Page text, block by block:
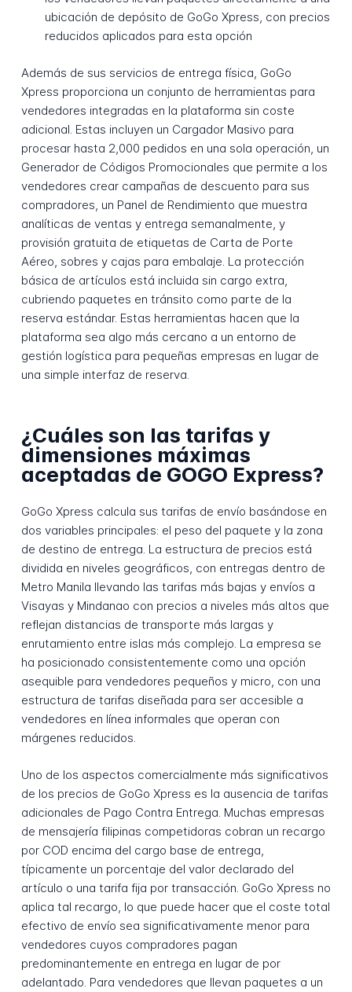
ubicación de depósito de GoGo Xpress, con precios
reducidos aplicados para esta opción
Además de sus servicios de entrega física, GoGo
Xpress proporciona un conjunto de herramientas para
vendedores integradas en la plataforma sin coste
adicional. Estas incluyen un Cargador Masivo para
procesar hasta 2,000 pedidos en una sola operación, un
Generador de Códigos Promocionales que permite a los
vendedores crear campañas de descuento para sus
compradores, un Panel de Rendimiento que muestra
analíticas de ventas y entrega semanalmente, y
provisión gratuita de etiquetas de Carta de Porte
Aéreo, sobres y cajas para embalaje. La protección
básica de artículos está incluida sin cargo extra,
cubriendo paquetes en tránsito como parte de la
reserva estándar. Estas herramientas hacen que la
plataforma sea algo más cercano a un entorno de
gestión logística para pequeñas empresas en lugar de
una simple interfaz de reserva.
¿Cuáles son las tarifas y
dimensiones máximas
aceptadas de GOGO Express?
GoGo Xpress calcula sus tarifas de envío basándose en
dos variables principales: el peso del paquete y la zona
de destino de entrega. La estructura de precios está
dividida en niveles geográficos, con entregas dentro de
Metro Manila llevando las tarifas más bajas y envíos a
Visayas y Mindanao con precios a niveles más altos que
reflejan distancias de transporte más largas y
enrutamiento entre islas más complejo. La empresa se
ha posicionado consistentemente como una opción
asequible para vendedores pequeños y micro, con una
estructura de tarifas diseñada para ser accesible a
vendedores en línea informales que operan con
márgenes reducidos.
Uno de los aspectos comercialmente más significativos
de los precios de GoGo Xpress es la ausencia de tarifas
adicionales de Pago Contra Entrega. Muchas empresas
de mensajería filipinas competidoras cobran un recargo
por COD encima del cargo base de entrega,
típicamente un porcentaje del valor declarado del
artículo o una tarifa fija por transacción. GoGo Xpress no
aplica tal recargo, lo que puede hacer que el coste total
efectivo de envío sea significativamente menor para
vendedores cuyos compradores pagan
predominantemente en entrega en lugar de por
adelantado. Para vendedores que llevan paquetes a un